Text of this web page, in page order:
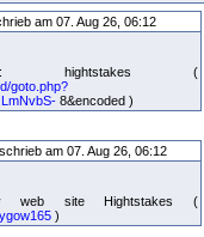
am 07. Aug 26, 06:12
hightstakes (
goto.php?
8&encoded )
am 07. Aug 26, 06:12
site Hightstakes (
)